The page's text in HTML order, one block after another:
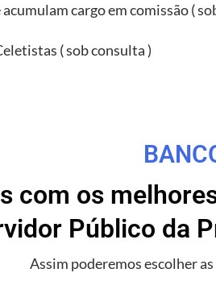
cargo em comissão (
( sob consulta )
com os
Público da
Assim poderemos escolher